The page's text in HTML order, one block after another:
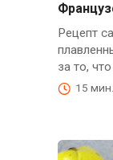
Рецепт
за то,
15 мин.